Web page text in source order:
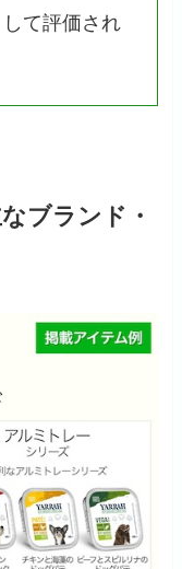
て評価され
ブランド・